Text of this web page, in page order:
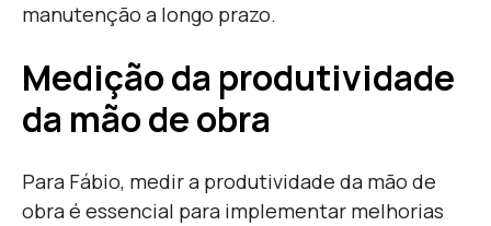
manutenção a longo prazo.
Medição da produtividade
da mão de obra
Para Fábio, medir a produtividade da mão de
obra é essencial para implementar melhorias